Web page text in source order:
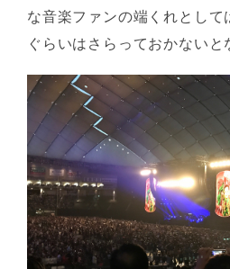
な音楽ファンの端くれとし
ぐらいはさらっておかないと